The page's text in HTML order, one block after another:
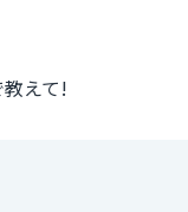
えて!